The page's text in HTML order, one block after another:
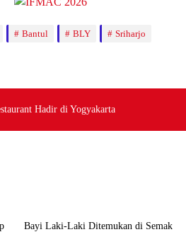
Bantul BLY Sriharjo
Hadir di Yogyakarta
Bayi Laki-Laki Ditemukan di Semak